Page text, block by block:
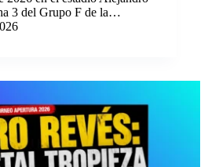
3 del Grupo F de la…